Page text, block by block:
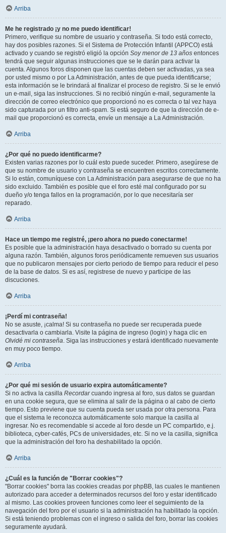
Arriba
Me he registrado ¡y no me puedo identificar!
Primero, verifique su nombre de usuario y contraseña. Si todo está correcto,
hay dos posibles razones. Si el Sistema de Protección Infantil (APPCO) está
activado y cuando se registró eligió la opción Soy menor de 13 años entonces
tendrá que seguir algunas instrucciones que se le darán para activar la
cuenta. Algunos foros disponen que las cuentas deben ser activadas, ya sea
por usted mismo o por La Administración, antes de que pueda identificarse;
esta información se le brindará al finalizar el proceso de registro. Si se le envió
un e-mail, siga las instrucciones. Si no recibió ningún e-mail, seguramente la
dirección de correo electrónico que proporcionó no es correcta o tal vez haya
sido capturada por un filtro anti-spam. Si está seguro de que la dirección de e-
mail que proporcionó es correcta, envíe un mensaje a La Administración.
Arriba
¿Por qué no puedo identificarme?
Existen varias razones por lo cuál esto puede suceder. Primero, asegúrese de
que su nombre de usuario y contraseña se encuentren escritos correctamente.
Si lo están, comuníquese con La Administración para asegurarse de que no ha
sido excluido. También es posible que el foro esté mal configurado por su
dueño y/o tenga fallos en la programación, por lo que necesitaría ser
reparado.
Arriba
Hace un tiempo me registré, ¡pero ahora no puedo conectarme!
Es posible que la administración haya desactivado o borrado su cuenta por
alguna razón. También, algunos foros periódicamente remueven sus usuarios
que no publicaron mensajes por cierto periodo de tiempo para reducir el peso
de la base de datos. Si es así, registrese de nuevo y participe de las
discuciones.
Arriba
¡Perdí mi contraseña!
No se asuste, ¡calma! Si su contraseña no puede ser recuperada puede
desactivarla o cambiarla. Visite la página de ingreso (login) y haga clic en
Olvidé mi contraseña. Siga las instrucciones y estará identificado nuevamente
en muy poco tiempo.
Arriba
¿Por qué mi sesión de usuario expira automáticamente?
Si no activa la casilla Recordarcuando ingresa al foro, sus datos se guardan
en una cookie segura, que se elimina al salir de la página o al cabo de cierto
tiempo. Esto previene que su cuenta pueda ser usada por otra persona. Para
que el sistema le reconozca automáticamente solo marque la casilla al
ingresar. No es recomendable si accede al foro desde un PC compartido, e.j.
biblioteca, cyber-cafés, PCs de universidades, etc. Si no ve la casilla, significa
que la administración del foro ha deshabilitado la opción.
Arriba
¿Cuál es la función de "Borrar cookies"?
"Borrar cookies" borra las cookies creadas por phpBB, las cuales le mantienen
autorizado para acceder a determinados recursos del foro y estar identificado
al mismo. Las cookies proveen funciones como leer el seguimiento de la
navegación del foro por el usuario si la administración ha habilitado la opción.
Si está teniendo problemas con el ingreso o salida del foro, borrar las cookies
seguramente ayudará.